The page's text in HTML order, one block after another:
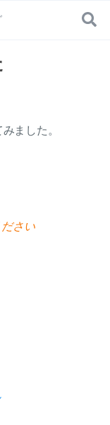
ました。
さい